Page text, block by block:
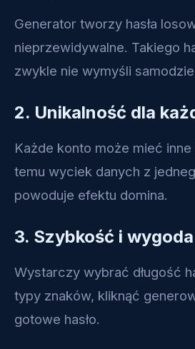
Generator tworzy hasła
nieprzewidywalne. Takiego
zwykle nie wymyśli
2. Unikalność dla
Każde konto może mieć inne
temu wyciek danych z
powoduje efektu domina.
3. Szybkość i wygoda
Wystarczy wybrać długość
typy znaków, kliknąć
gotowe hasło.